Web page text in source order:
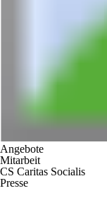
Angebote
Mitarbeit
CS Caritas Socialis
Presse